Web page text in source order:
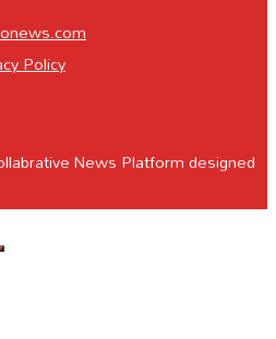
Policy
News Platform designed